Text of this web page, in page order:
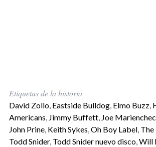
Etiquetas de la historia
David Zollo, Eastside Bulldog, Elmo Buzz,
Americans Jimmy Buffett, Joe
John Prine, Keith Sykes Oh Boy Label,
Todd Snider, Todd Snider nuevo disco, Will